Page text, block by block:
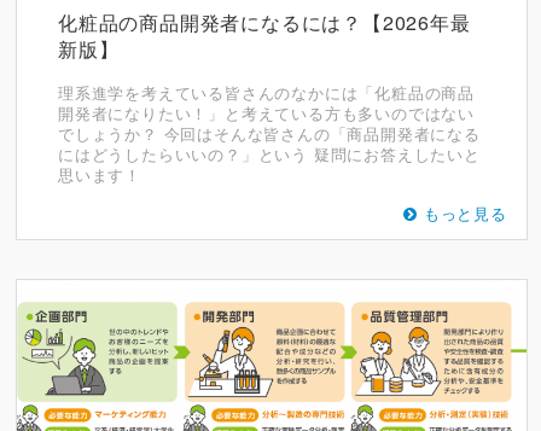
化粧品の商品開発者になるには？【2026年最
新版】
理系進学を考えている皆さんのなかには「化粧品の商品
開発者になりたい！」と考えている方も多いのではない
でしょうか？ 今回はそんな皆さんの「商品開発者になる
にはどうしたらいいの？」という 疑問にお答えしたいと
思います！
もっと見る